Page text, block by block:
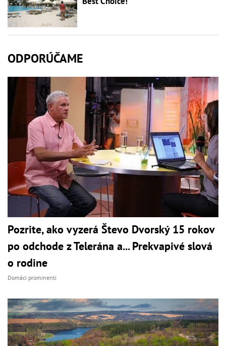
ODPORÚČAME
Pozrite, ako vyzerá Števo Dvorský 15 rokov
po odchode z Telerána a... Prekvapivé slová
o rodine
Domáci prominenti